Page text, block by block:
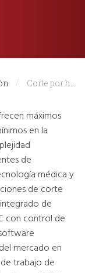
Corte por hilo
máximos
en la
de
médica y
de corte
de
con control de
mercado en
trabajo de